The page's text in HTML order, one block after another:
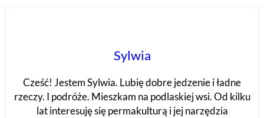
Sylwia
Cześć! Jestem Sylwia. Lubię dobre jedzenie i ładne
rzeczy. I podróże. Mieszkam na podlaskiej wsi. Od kilku
lat interesuję się permakulturą i jej narzędzia